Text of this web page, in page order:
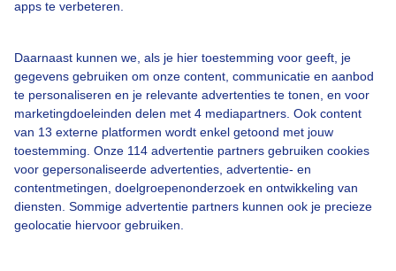
apps te verbeteren.
Daarnaast kunnen we, als je hier toestemming voor geeft, je
gegevens gebruiken om onze content, communicatie en aanbod
te personaliseren en je relevante advertenties te tonen, en voor
marketingdoeleinden delen met 4 mediapartners. Ook content
van 13 externe platformen wordt enkel getoond met jouw
toestemming. Onze 114 advertentie partners gebruiken cookies
voor gepersonaliseerde advertenties, advertentie- en
contentmetingen, doelgroepenonderzoek en ontwikkeling van
diensten. Sommige advertentie partners kunnen ook je precieze
geolocatie hiervoor gebruiken.
Over Buienradar
Bedrijfsgegevens
Veelgestelde vragen